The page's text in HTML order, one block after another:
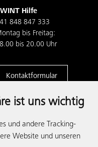
ist uns wichtig
und andere Tracking-
Website und unseren
Hilfe
848 847 333
bis Freitag:
bis 20.00 Uhr
Kontaktformular